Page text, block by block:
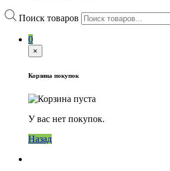
Поиск товаров
0
×
Корзина покупок
У вас нет покупок.
Назад